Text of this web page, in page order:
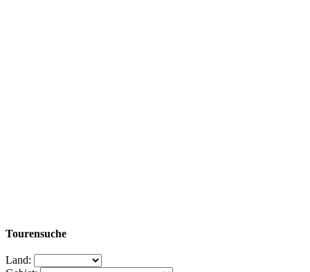
Tourensuche
Land: